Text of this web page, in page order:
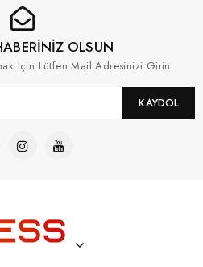
OLSUN
Için Lütfen Mail Adresinizi Girin
KAYDOL